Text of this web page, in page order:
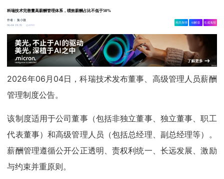
科瑞技术完善董高薪酬管理体系，绩效薪酬占比不低于50%
作者：集小微
06-04 19:35
4090
相关舆情 AI解读 生成海报
2026年06月04日，科瑞技术发布董事、高级管理人员薪酬
管理制度公告。
该制度适用于公司董事（包括非独立董事、独立董事、职工
代表董事）和高级管理人员（包括总经理、副总经理等）。
薪酬管理遵循公开公正透明、责权利统一、长远发展、激励
与约束并重原则。